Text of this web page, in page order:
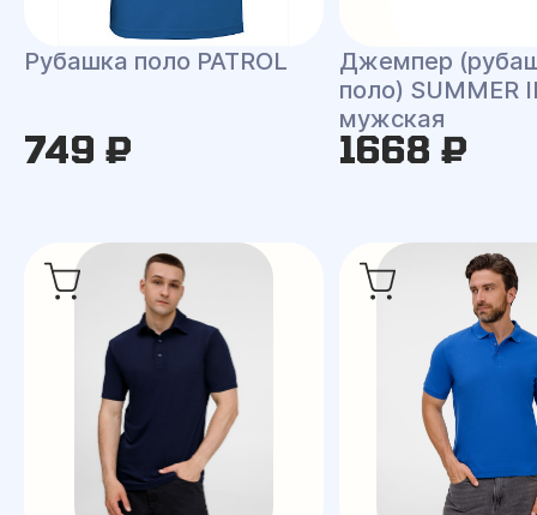
Рубашка поло PATROL
749 ₽
Джемпер
поло) SUMMER
мужская
1668 ₽